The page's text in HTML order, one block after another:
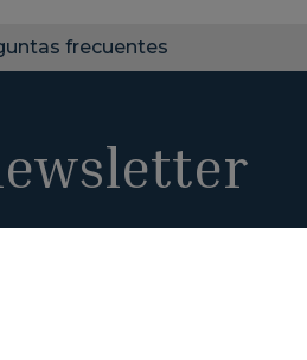
frecuentes